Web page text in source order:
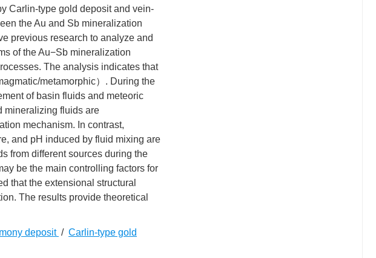
Carlin-type gold deposit and vein-
the Au and Sb mineralization
previous research to analyze and
of the Au−Sb mineralization
The analysis indicates that
metamorphic）. During the
of basin fluids and meteoric
mineralizing fluids are
mechanism. In contrast,
and pH induced by fluid mixing are
from different sources during the
be the main controlling factors for
that the extensional structural
The results provide theoretical
deposit / Carlin-type gold